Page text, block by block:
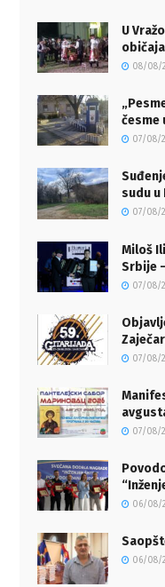
U
08/08/
česme
07/08/
sudu u
07/08/
Miloš
Srbije
07/08/
07/08/
07/08/
06/08/
06/08/